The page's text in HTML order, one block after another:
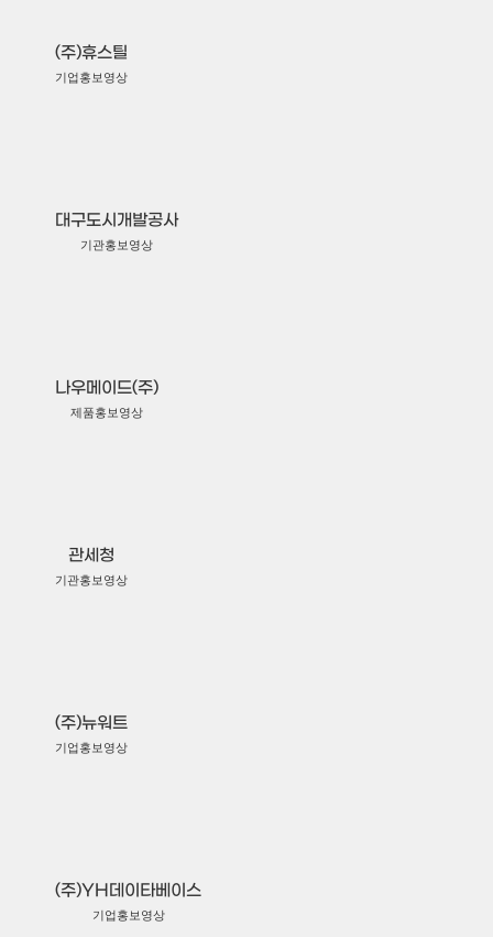
(주)휴스틸
기업홍보영상
대구도시개발공사
기관홍보영상
나우메이드(주)
제품홍보영상
관세청
기관홍보영상
(주)뉴워트
기업홍보영상
(주)YH데이타베이스
기업홍보영상